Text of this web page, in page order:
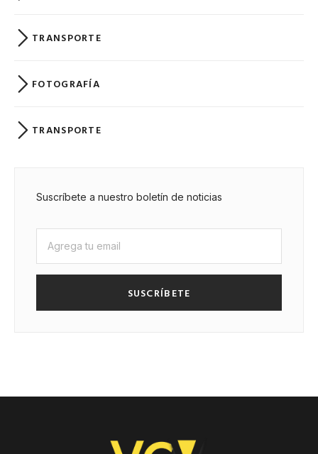
TRANSPORTE
FOTOGRAFÍA
TRANSPORTE
Suscríbete a nuestro boletín de noticias
SUSCRÍBETE